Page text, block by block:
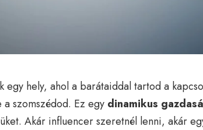
egy hely, ahol a barátaiddal tartod a
szomszédod. Ez egy dinamikus
Akár influencer szeretnél lenni, akár